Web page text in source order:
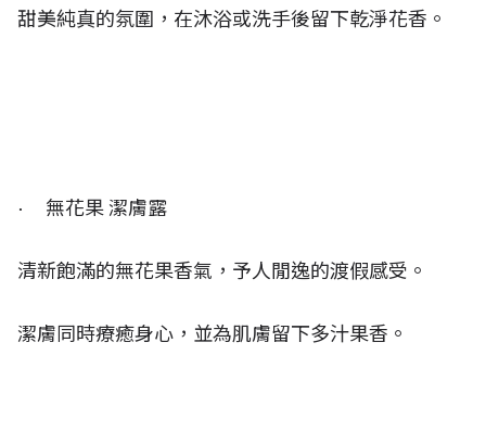
甜美純真的氛圍，在沐浴或洗手後留下乾淨花香。
· 無花果 潔膚露
清新飽滿的無花果香氣，予人閒逸的渡假感受。
潔膚同時療癒身心，並為肌膚留下多汁果香。